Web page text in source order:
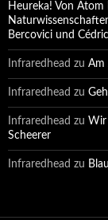
Heureka! Von
Bercovici und
Infraredhead zu Am
Infraredhead zu
Infraredhead zu Wir
Scheerer
Infraredhead zu